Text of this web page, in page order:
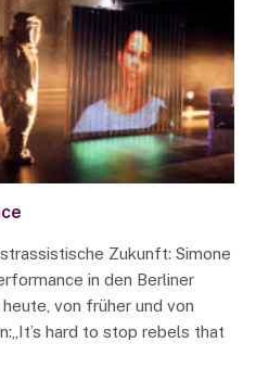
Zukunft: Simone
in den Berliner
von früher und von
hard to stop rebels that